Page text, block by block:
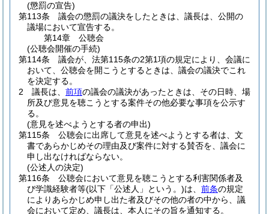
(懲罰の宣告)
第113条
議会の懲罰の議決をしたときは、議長は、公開の
議場において宣告する。
第14章
公聴会
(公聴会開催の手続)
第114条
議会が、法第115条の2第1項の規定により、会議に
おいて、公聴会を開こうとするときは、議会の議決でこれ
を決定する。
2
議長は、 前項の議会の議決があったときは、その日時、場
所及び意見を聴こうとする案件その他必要な事項を公示す
る。
(意見を述べようとする者の申出)
第115条
公聴会に出席して意見を述べようとする者は、文
書であらかじめその理由及び案件に対する賛否を、議会に
申し出なければならない。
(公述人の決定)
第116条
公聴会において意見を聴こうとする利害関係者及
び学識経験者等(以下「公述人」という。)は、 前条の規定
によりあらかじめ申し出た者及びその他の者の中から、議
会において定め、議長は、本人にその旨を通知する。